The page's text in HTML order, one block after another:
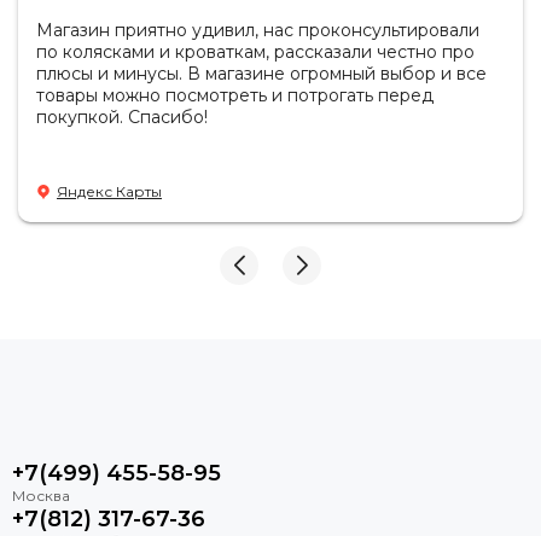
Магазин приятно удивил, нас проконсультировали
по колясками и кроваткам, рассказали честно про
плюсы и минусы. В магазине огромный выбор и все
товары можно посмотреть и потрогать перед
покупкой. Спасибо!
Яндекс Карты
+7(499) 455-58-95
+7(812) 317-67-36